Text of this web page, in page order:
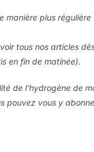
manière plus
tous nos articles
en fin de matinée).
de l’hydrogène de
pouvez vous y